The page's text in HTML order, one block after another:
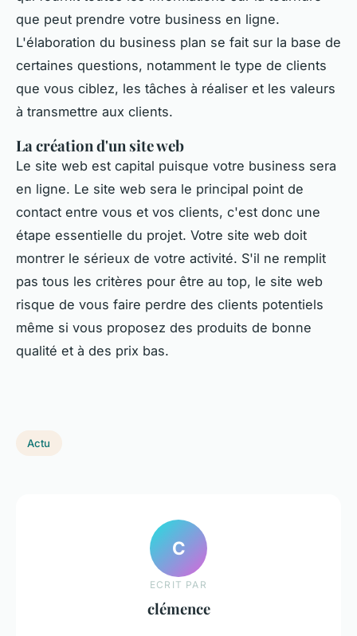
que peut prendre votre business en ligne.
L'élaboration du business plan se fait sur la base de
certaines questions, notamment le type de clients
que vous ciblez, les tâches à réaliser et les valeurs
à transmettre aux clients.
La création d'un site web
Le site web est capital puisque votre business sera
en ligne. Le site web sera le principal point de
contact entre vous et vos clients, c'est donc une
étape essentielle du projet. Votre site web doit
montrer le sérieux de votre activité. S'il ne remplit
pas tous les critères pour être au top, le site web
risque de vous faire perdre des clients potentiels
même si vous proposez des produits de bonne
qualité et à des prix bas.
Actu
C
ECRIT PAR
clémence